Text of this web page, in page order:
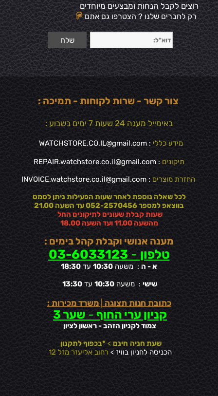
רוצים לקבל הנחות ומבצעים מיוחדים
רק לחברים שלנו ? הצטרפו גם אתם
צור קשר - שרות לקוחות - תמיכה :
באימייל מענה 24 שעות 7 ימים בשבוע :
מידע כללי :
WATCHSTORE.CO.IL@gmail.com
תיקונים : REPAIR.watchstore.co.il@gmail.com
החזרת מוצרים :
INVOICE.watchstore.co.il@gmail.com
לכל שאלה נוספת לאחר שעות הפעילות ניתן לסמס
בווצאפ למספר 052-2570456 עד השעה 21.00
שעות קבלת שעונים לתיקונים החל
מהשעה 11.00 ועד השעה 18.00
מענה אנושי וקבלת קהל בימים :
טלפון -
03-6033123
א - ה: משעה10:30 עד18:30
שישי : משעה10:30 עד13:30
כתובת חנות תצוגה |משרד מכירות :
קניון ערי החוף -שער 3
צמוד לקניון הזהב - ראשון לציון
שעת חניה חינם >*בכפוף לתקנון
הכניסה לחניון בוויז > רחוב אליעזר מזל 12